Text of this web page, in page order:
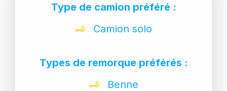
Type de camion préféré :
Camion solo
Types de remorque préférés :
Benne